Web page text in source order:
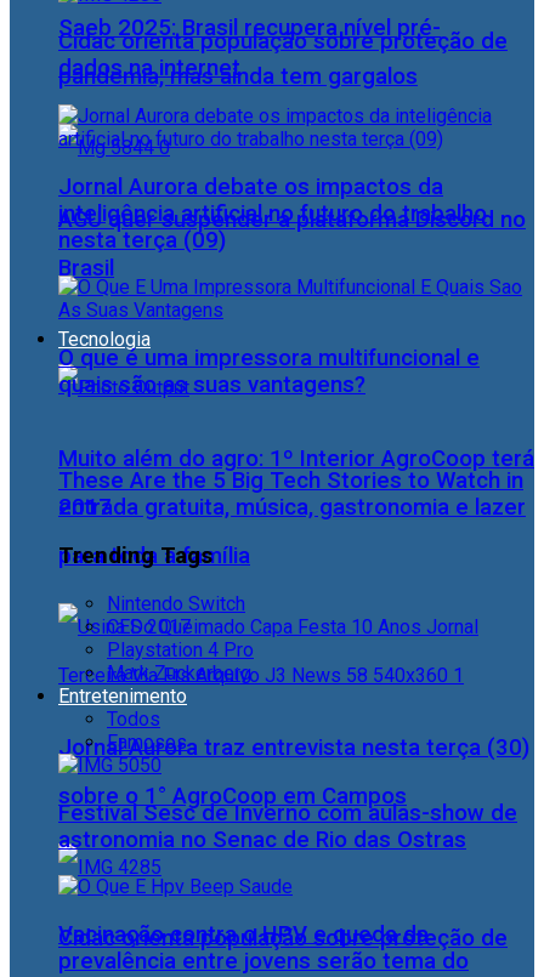
Saeb 2025: Brasil recupera nível pré-
pandemia, mas ainda tem gargalos
AGU quer suspender a plataforma Discord no
Brasil
Tecnologia
Muito além do agro: 1º Interior AgroCoop terá
entrada gratuita, música, gastronomia e lazer
para toda a família
Jornal Aurora traz entrevista nesta terça (30)
sobre o 1° AgroCoop em Campos
Cidac orienta população sobre proteção de
Cidac orienta população sobre proteção de
dados na internet
Jornal Aurora debate os impactos da
inteligência artificial no futuro do trabalho
nesta terça (09)
O que é uma impressora multifuncional e
quais são as suas vantagens?
These Are the 5 Big Tech Stories to Watch in
2017
Trending Tags
Nintendo Switch
CES 2017
Playstation 4 Pro
Mark Zuckerberg
Entretenimento
Todos
Famosos
Festival Sesc de Inverno com aulas-show de
astronomia no Senac de Rio das Ostras
Vacinação contra o HPV e queda da
prevalência entre jovens serão tema do